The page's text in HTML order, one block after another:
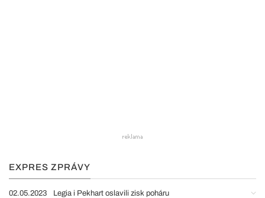
EXPRES ZPRÁVY
02.05.2023 Legia i Pekhart oslavili zisk poháru